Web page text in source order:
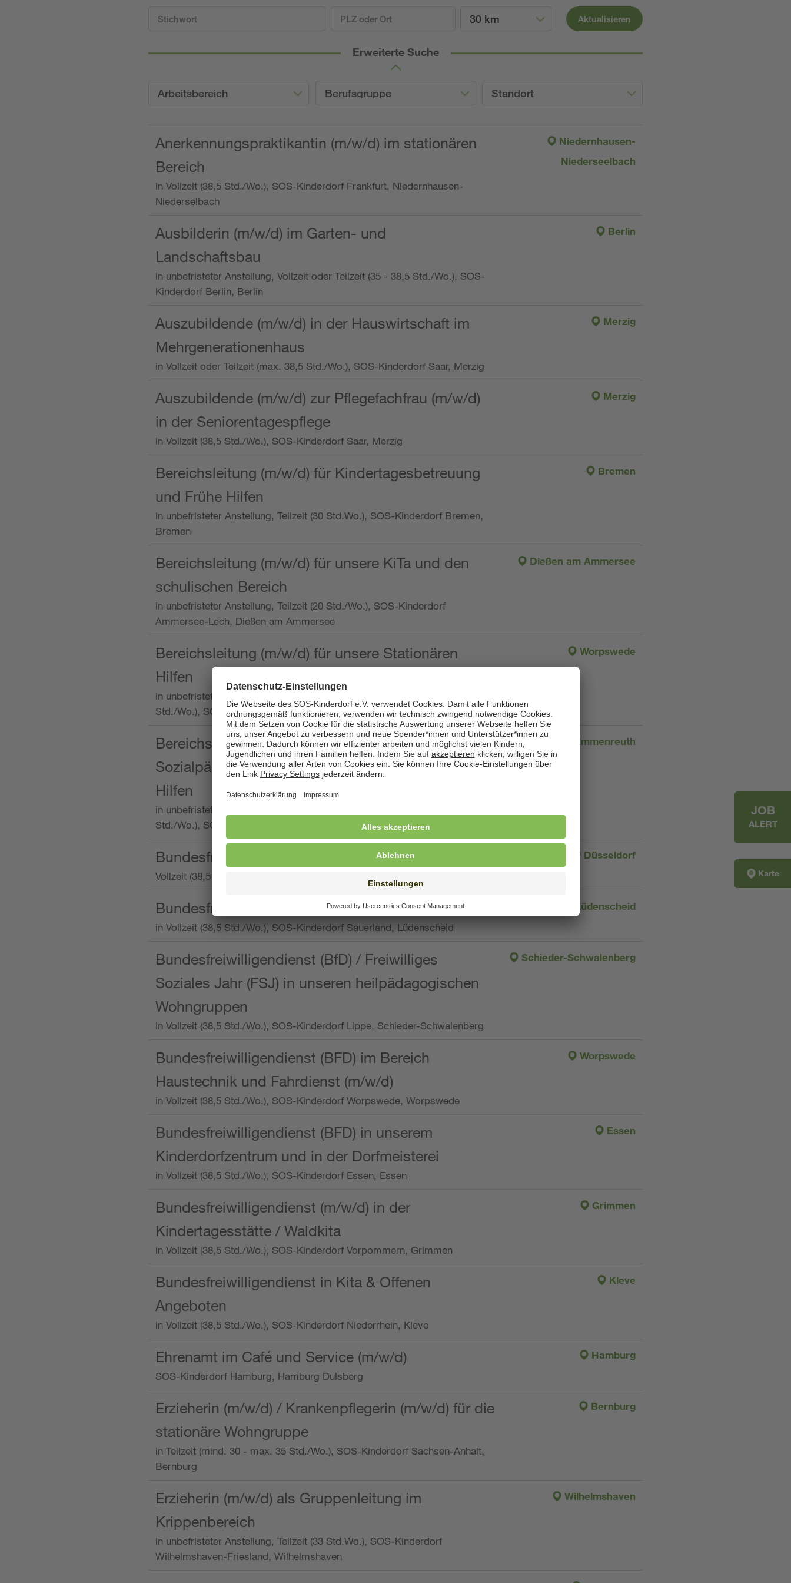
30 km Aktualisieren
Erweiterte Suche
Arbeitsbereich Berufsgruppe Standort
Anerkennungspraktikantin (m/w/d) im stationären
Bereich
in Vollzeit (38,5 Std./Wo.), SOS-Kinderdorf Frankfurt, Niedernhausen-
Niederselbach
Niedernhausen-
Niederseelbach
Ausbilderin (m/w/d) im Garten- und
Landschaftsbau
in unbefristeter Anstellung, Vollzeit oder Teilzeit (35 - 38,5 Std./Wo.), SOS-
Kinderdorf Berlin, Berlin
Berlin
Auszubildende (m/w/d) in der Hauswirtschaft im
Mehrgenerationenhaus
in Vollzeit oder Teilzeit (max. 38,5 Std./Wo.), SOS-Kinderdorf Saar, Merzig
Merzig
Auszubildende (m/w/d) zur Pflegefachfrau (m/w/d)
in der Seniorentagespflege
in Vollzeit (38,5 Std./Wo.), SOS-Kinderdorf Saar, Merzig
Merzig
Bereichsleitung (m/w/d) für Kindertagesbetreuung
und Frühe Hilfen
in unbefristeter Anstellung, Teilzeit (30 Std.Wo.), SOS-Kinderdorf Bremen,
Bremen
Bremen
Bereichsleitung (m/w/d) für unsere KiTa und den
schulischen Bereich
in unbefristeter Anstellung, Teilzeit (20 Std./Wo.), SOS-Kinderdorf
Ammersee-Lech, Dießen am Ammersee
Dießen am Ammersee
Bereichsleitung (m/w/d) für unsere Stationären
Hilfen
in unbefristeter Anstellung, Vollzeit oder Teilzeit (mind. 30 - max. 38,5
Std./Wo.), SOS-Kinderdorf Worpswede,
Worpswede
Bereichsleitung mit der Qualifikation als
Sozialpädagogin (m/w/d) und die Ambulanten
Hilfen
in unbefristeter Anstellung, Vollzeit oder Teilzeit (min. 34 bis max. 38,5
Std./Wo.), SOS-Kinderdorf Oberpfalz, Immenreuth
Immenreuth
Bundesfreiwilligendienst
Vollzeit (38,5 Stunden pro Woche), SOS-Kinderdorf Düsseldorf
Düsseldorf
Bundesfreiwilligendienst
in Vollzeit (38,5 Std./Wo.), SOS-Kinderdorf Sauerland, Lüdenscheid
Lüdenscheid
Bundesfreiwilligendienst (BfD) / Freiwilliges
Soziales Jahr (FSJ) in unseren heilpädagogischen
Wohngruppen
in Vollzeit (38,5 Std./Wo.), SOS-Kinderdorf Lippe, Schieder-Schwalenberg
Schieder-Schwalenberg
Bundesfreiwilligendienst (BFD) im Bereich
Haustechnik und Fahrdienst (m/w/d)
in Vollzeit (38,5 Std./Wo.), SOS-Kinderdorf Worpswede, Worpswede
Worpswede
Bundesfreiwilligendienst (BFD) in unserem
Kinderdorfzentrum und in der Dorfmeisterei
in Vollzeit (38,5 Std./Wo.), SOS-Kinderdorf Essen, Essen
Essen
Bundesfreiwilligendienst (m/w/d) in der
Kindertagesstätte / Waldkita
in Vollzeit (38,5 Std./Wo.), SOS-Kinderdorf Vorpommern, Grimmen
Grimmen
Bundesfreiwilligendienst in Kita & Offenen
Angeboten
in Vollzeit (38,5 Std./Wo.), SOS-Kinderdorf Niederrhein, Kleve
Kleve
Ehrenamt im Café und Service (m/w/d)
SOS-Kinderdorf Hamburg, Hamburg Dulsberg
Hamburg
Erzieherin (m/w/d) / Krankenpflegerin (m/w/d) für die
stationäre Wohngruppe
in Teilzeit (mind. 30 - max. 35 Std./Wo.), SOS-Kinderdorf Sachsen-Anhalt,
Bernburg
Bernburg
Erzieherin (m/w/d) als Gruppenleitung im
Krippenbereich
in unbefristeter Anstellung, Teilzeit (33 Std.Wo.), SOS-Kinderdorf
Wilhelmshaven-Friesland, Wilhelmshaven
Wilhelmshaven
JOB
ALERT
Karte